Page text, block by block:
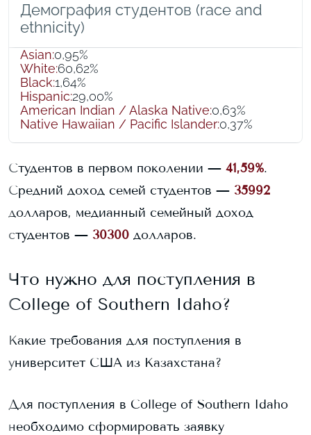
Демография студентов (race and
ethnicity)
Asian:0,95%
White:60,62%
Black:1,64%
Hispanic:29,00%
American Indian / Alaska Native:0,63%
Native Hawaiian / Pacific Islander:0,37%
Студентов в первом поколении — 41,59%.
Средний доход семей студентов — 35992
долларов, медианный семейный доход
студентов — 30300 долларов.
Что нужно для поступления в
College of Southern Idaho?
Какие требования для поступления в
университет США из Казахстана?
Для поступления в College of Southern Idaho
необходимо сформировать заявку